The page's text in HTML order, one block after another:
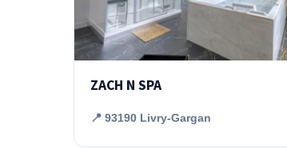
ZACH N SPA
📍 93190 Livry-Gargan